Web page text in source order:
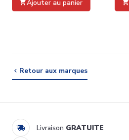
Ajouter au panier
Retour aux marques
Livraison GRATUITE